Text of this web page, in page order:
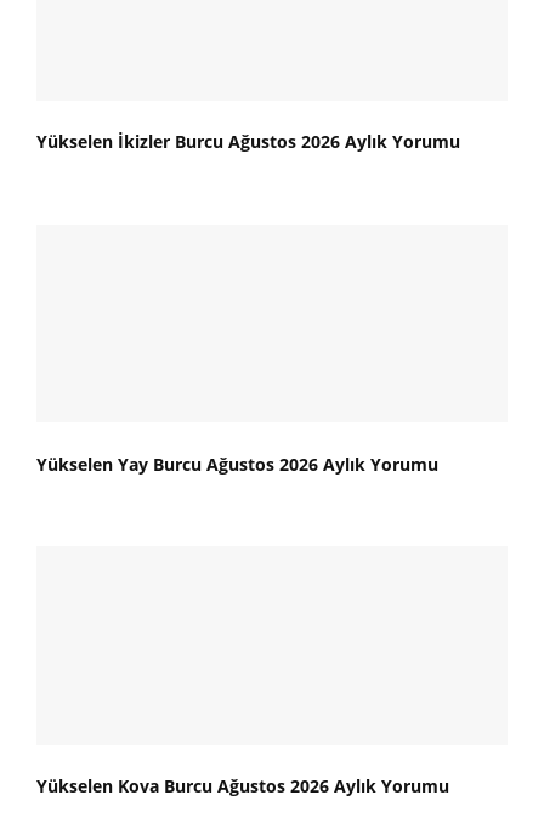
Yükselen İkizler Burcu Ağustos 2026 Aylık Yorumu
Yükselen Yay Burcu Ağustos 2026 Aylık Yorumu
Yükselen Kova Burcu Ağustos 2026 Aylık Yorumu